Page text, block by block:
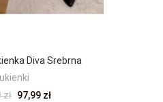
Diva Srebrna
zł 97,99 zł